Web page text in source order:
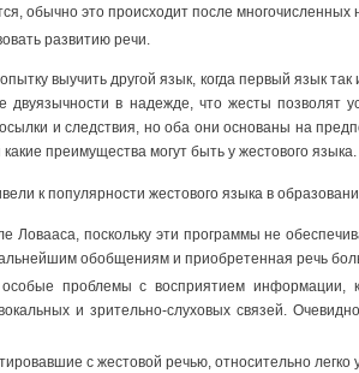
обычно это происходит после многочисленных
развитию речи.
выучить другой язык, когда первый язык
двуязычности в надежде, что жесты позволят
и следствия, но оба они основаны на
преимущества могут быть у жестового языка.
к популярности жестового языка в
Ловааса, поскольку эти программы не
обобщениям и приобретенная речь
проблемы с восприятием информации,
и зрительно-слуховых связей.
с жестовой речью, относительно легко